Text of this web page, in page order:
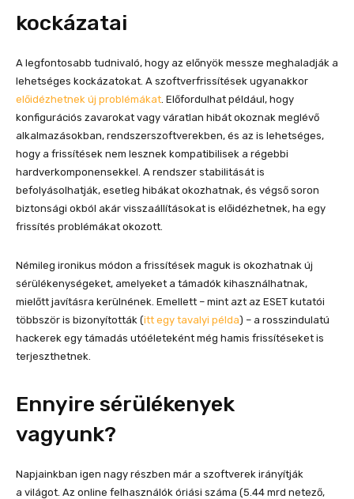
kockázatai
A legfontosabb tudnivaló, hogy az előnyök messze meghaladják a
lehetséges kockázatokat. A szoftverfrissítések ugyanakkor
előidézhetnek új problémákat . Előfordulhat például, hogy
konfigurációs zavarokat vagy váratlan hibát okoznak meglévő
alkalmazásokban, rendszerszoftverekben, és az is lehetséges,
hogy a frissítések nem lesznek kompatibilisek a régebbi
hardverkomponensekkel. A rendszer stabilitását is
befolyásolhatják, esetleg hibákat okozhatnak, és végső soron
biztonsági okból akár visszaállításokat is előidézhetnek, ha egy
frissítés problémákat okozott.
Némileg ironikus módon a frissítések maguk is okozhatnak új
sérülékenységeket, amelyeket a támadók kihasználhatnak,
mielőtt javításra kerülnének. Emellett – mint azt az ESET kutatói
többször is bizonyították (itt egy tavalyi példa) – a rosszindulatú
hackerek egy támadás utóéleteként még hamis frissítéseket is
terjeszthetnek.
Ennyire sérülékenyek
vagyunk?
Napjainkban igen nagy részben már a szoftverek irányítják
a világot. Az online felhasználók óriási száma (5.44 mrd netező,